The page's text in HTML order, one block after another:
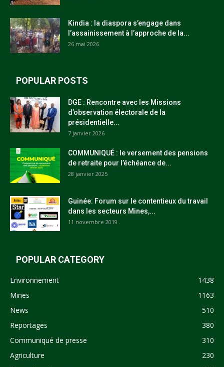
Kindia : la diaspora s’engage dans
l’assainissement à l’approche de la...
26 mai 2026
POPULAR POSTS
DGE : Rencontre avec les Missions
d’observation électorale de la
présidentielle...
7 janvier 2026
COMMUNIQUÉ : le versement des pensions
de retraite pour l’échéance de...
28 janvier 2025
Guinée: Forum sur le contentieux du travail
dans les secteurs Mines,...
11 novembre 2019
POPULAR CATEGORY
Environnement
1438
Mines
1163
News
510
Reportages
380
Communiqué de presse
310
Agriculture
230